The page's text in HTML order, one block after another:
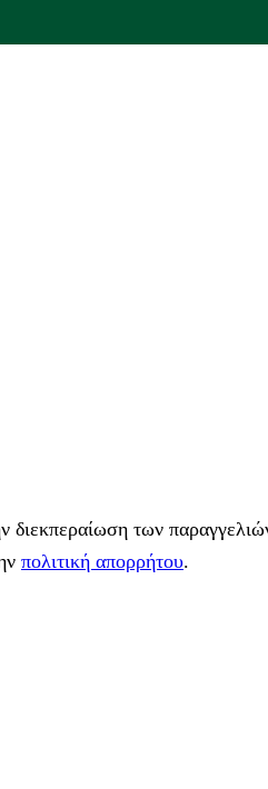
των
πολιτική απορρήτου.